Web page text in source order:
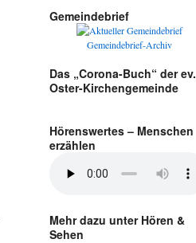
Gemeindebrief
Gemeindebrief-Archiv
Das „Corona-Buch“ der ev.
Oster-Kirchengemeinde
Hörenswertes – Menschen
erzählen
Mehr dazu unter Hören &
Sehen